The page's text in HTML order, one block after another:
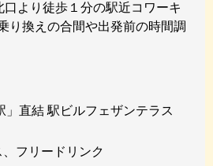
口より徒歩１分の駅近コワーキ
り換えの合間や出発前の時間調
」直結 駅ビルフェザンテラス
フリードリンク